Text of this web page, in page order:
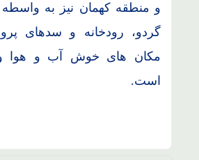
و منطقه کهمان نیز به واسطه
گردو، رودخانه و سدهای
مکان های خوش آب و هوا و
است.